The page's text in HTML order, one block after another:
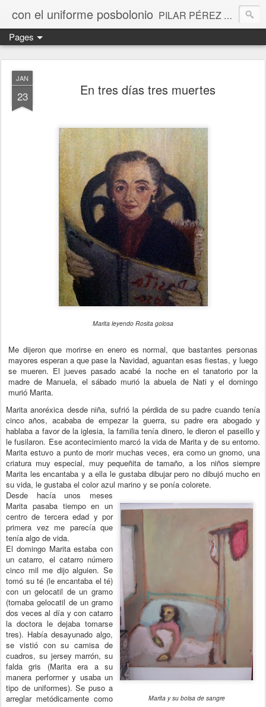
con el uniforme posbolonio PILAR PÉREZ CAMARERO la performance novelada, vivida y contada
Pages
JAN
23 En tres días tres muertes
Marita leyendo Rosita golosa
Me dijeron que morirse en enero es normal, que bastantes personas
mayores esperan a que pase la Navidad, aguantan esas fiestas, y luego
se mueren. El jueves pasado acabé la noche en el tanatorio por la
madre de Manuela, el sábado murió la abuela de Nati y el domingo
murió Marita.
Marita anoréxica desde niña, sufrió la pérdida de su padre cuando tenía
cinco años, acababa de empezar la guerra, su padre era abogado y
hablaba a favor de la iglesia, la familia tenía dinero, le dieron el paseillo y
le fusilaron. Ese acontecimiento marcó la vida de Marita y de su entorno.
Marita estuvo a punto de morir muchas veces, era como un gnomo, una
criatura muy especial, muy pequeñita de tamaño, a los niños siempre
Marita les encantaba y a ella le gustaba dibujar pero no dibujó mucho en
su vida, le gustaba el color azul marino y se ponía colorete.
Marita y su bolsa de sangre
Desde hacía unos meses
Marita pasaba tiempo en un
centro de tercera edad y por
primera vez me parecía que
tenía algo de vida.
El domingo Marita estaba con
un catarro, el catarro número
cinco mil me dijo alguien. Se
tomó su té (le encantaba el té)
con un gelocatil de un gramo
(tomaba gelocatil de un gramo
dos veces al día y con catarro
la doctora le dejaba tomarse
tres). Había desayunado algo,
se vistió con su camisa de
cuadros, su jersey marrón, su
falda gris (Marita era a su
manera performer y usaba un
tipo de uniformes). Se puso a
arreglar metódicamente como